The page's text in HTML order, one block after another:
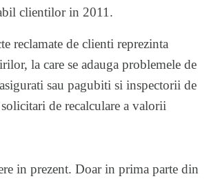
clientilor in 2011.
reclamate de clienti reprezinta
la care se adauga problemele de
sau pagubiti si inspectorii de
de recalculare a valorii
in prezent. Doar in prima parte din